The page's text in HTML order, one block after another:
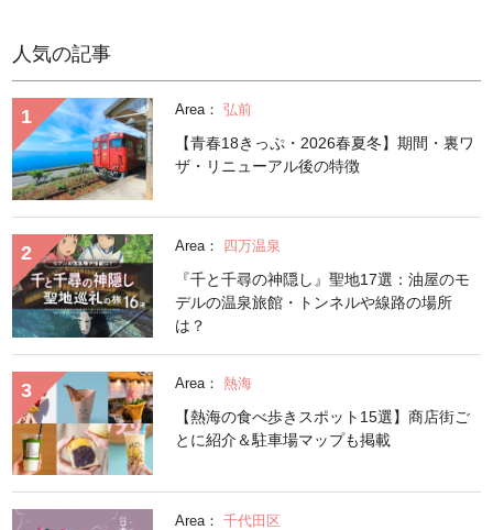
人気の記事
Area： 弘前
【青春18きっぷ・2026春夏冬】期間・裏ワ
ザ・リニューアル後の特徴
Area： 四万温泉
『千と千尋の神隠し』聖地17選：油屋のモ
デルの温泉旅館・トンネルや線路の場所
は？
Area： 熱海
【熱海の食べ歩きスポット15選】商店街ご
とに紹介＆駐車場マップも掲載
Area： 千代田区